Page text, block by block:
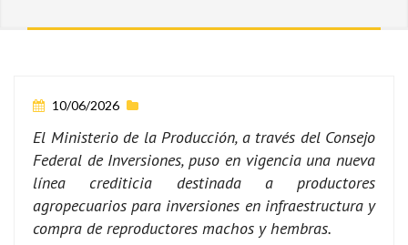
10/06/2026
El Ministerio de la Producción, a través del Consejo
Federal de Inversiones, puso en vigencia una nueva
línea crediticia destinada a productores
agropecuarios para inversiones en infraestructura y
compra de reproductores machos y hembras.